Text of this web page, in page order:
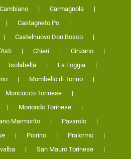
Cambiano
Carmagnola
Castagneto Po
Castelnuovo Don Bosco
Chieri
Cinzano
Isolabella
La Loggia
Mombello di Torino
Moncucco Torinese
Moriondo Torinese
Marmorito
Pavarolo
Poirino
Pralormo
San Mauro Torinese